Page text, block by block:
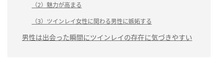
（2）魅力が高まる
（3）ツインレイ女性に関わる男性に嫉妬する
男性は出会った瞬間にツインレイの存在に気づきやすい